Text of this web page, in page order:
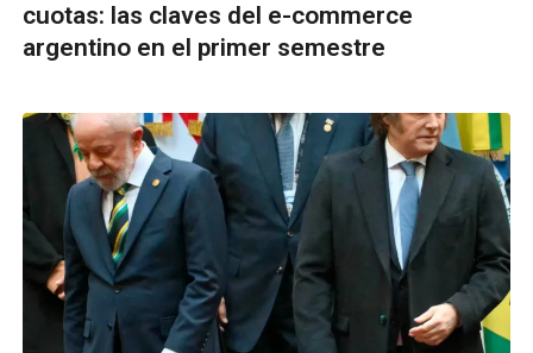
cuotas: las claves del e-commerce
argentino en el primer semestre